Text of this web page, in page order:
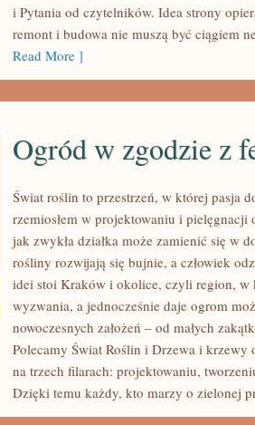
i Pytania od czytelników. Idea strony
remont i budowa nie muszą być ciągiem
Read More ]
OGRÓD
ZGODZIE
FENG
Ogród w zgodzie z
Świat roślin to przestrzeń, w której pasja
rzemiosłem w projektowaniu i
jak zwykła działka może zamienić się w
rośliny rozwijają się bujnie, a człowiek
idei stoi Kraków i okolice, czyli region, w
wyzwania, a jednocześnie daje ogrom
nowoczesnych założeń – od małych
Polecamy Świat Roślin i Drzewa i krzewy
na trzech filarach: projektowaniu,
Dzięki temu każdy, kto marzy o zielonej